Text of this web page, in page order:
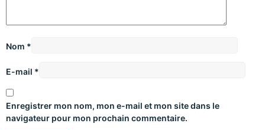
Nom *
E-mail *
Enregistrer mon nom, mon e-mail et mon site dans le
navigateur pour mon prochain commentaire.